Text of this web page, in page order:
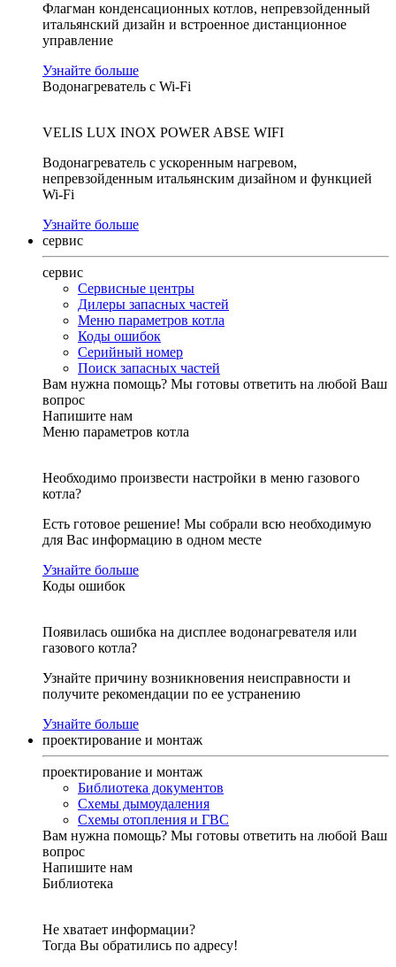
Флагман конденсационных котлов, непревзойденный
итальянский дизайн и встроенное дистанционное
управление
Узнайте больше
Водонагреватель с Wi-Fi
VELIS LUX INOX POWER ABSE WIFI
Водонагреватель с ускоренным нагревом,
непревзойденным итальянским дизайном и функцией
Wi-Fi
Узнайте больше
сервис
сервис
Сервисные центры
Дилеры запасных частей
Меню параметров котла
Коды ошибок
Серийный номер
Поиск запасных частей
Вам нужна помощь? Мы готовы ответить на любой Ваш
вопрос
Напишите нам
Меню параметров котла
Необходимо произвести настройки в меню газового
котла?
Есть готовое решение! Мы собрали всю необходимую
для Вас информацию в одном месте
Узнайте больше
Коды ошибок
Появилась ошибка на дисплее водонагревателя или
газового котла?
Узнайте причину возникновения неисправности и
получите рекомендации по ее устранению
Узнайте больше
проектирование и монтаж
проектирование и монтаж
Библиотека документов
Схемы дымоудаления
Схемы отопления и ГВС
Вам нужна помощь? Мы готовы ответить на любой Ваш
вопрос
Напишите нам
Библиотека
Не хватает информации?
Тогда Вы обратились по адресу!